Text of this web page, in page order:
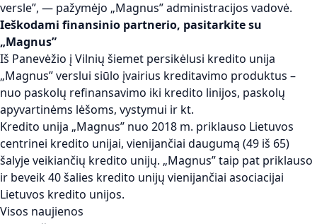
versle”, — pažymėjo „Magnus” administracijos vadovė.
Ieškodami finansinio partnerio, pasitarkite su
„Magnus”
Iš Panevėžio į Vilnių šiemet persikėlusi kredito unija
„Magnus” verslui siūlo įvairius kreditavimo produktus –
nuo paskolų refinansavimo iki kredito linijos, paskolų
apyvartinėms lėšoms, vystymui ir kt.
Kredito unija „Magnus” nuo 2018 m. priklauso Lietuvos
centrinei kredito unijai, vienijančiai daugumą (49 iš 65)
šalyje veikiančių kredito unijų. „Magnus” taip pat priklauso
ir beveik 40 šalies kredito unijų vienijančiai asociacijai
Lietuvos kredito unijos.
Visos naujienos